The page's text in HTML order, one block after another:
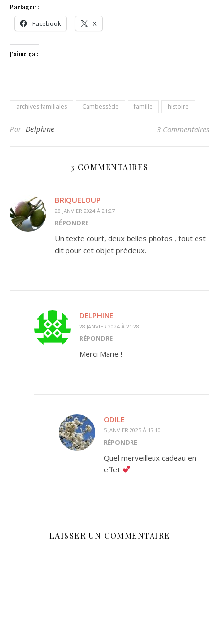
Partager :
Facebook X
J’aime ça :
archives familiales Cambessède famille histoire
Par Delphine 3 Commentaires
3 COMMENTAIRES
BRIQUELOUP
28 JANVIER 2024 À 21:27
RÉPONDRE
Un texte court, deux belles photos , tout est
dit pour cet objet précieux.
DELPHINE
28 JANVIER 2024 À 21:28
RÉPONDRE
Merci Marie !
ODILE
5 JANVIER 2025 À 17:10
RÉPONDRE
Quel merveilleux cadeau en
effet
LAISSER UN COMMENTAIRE